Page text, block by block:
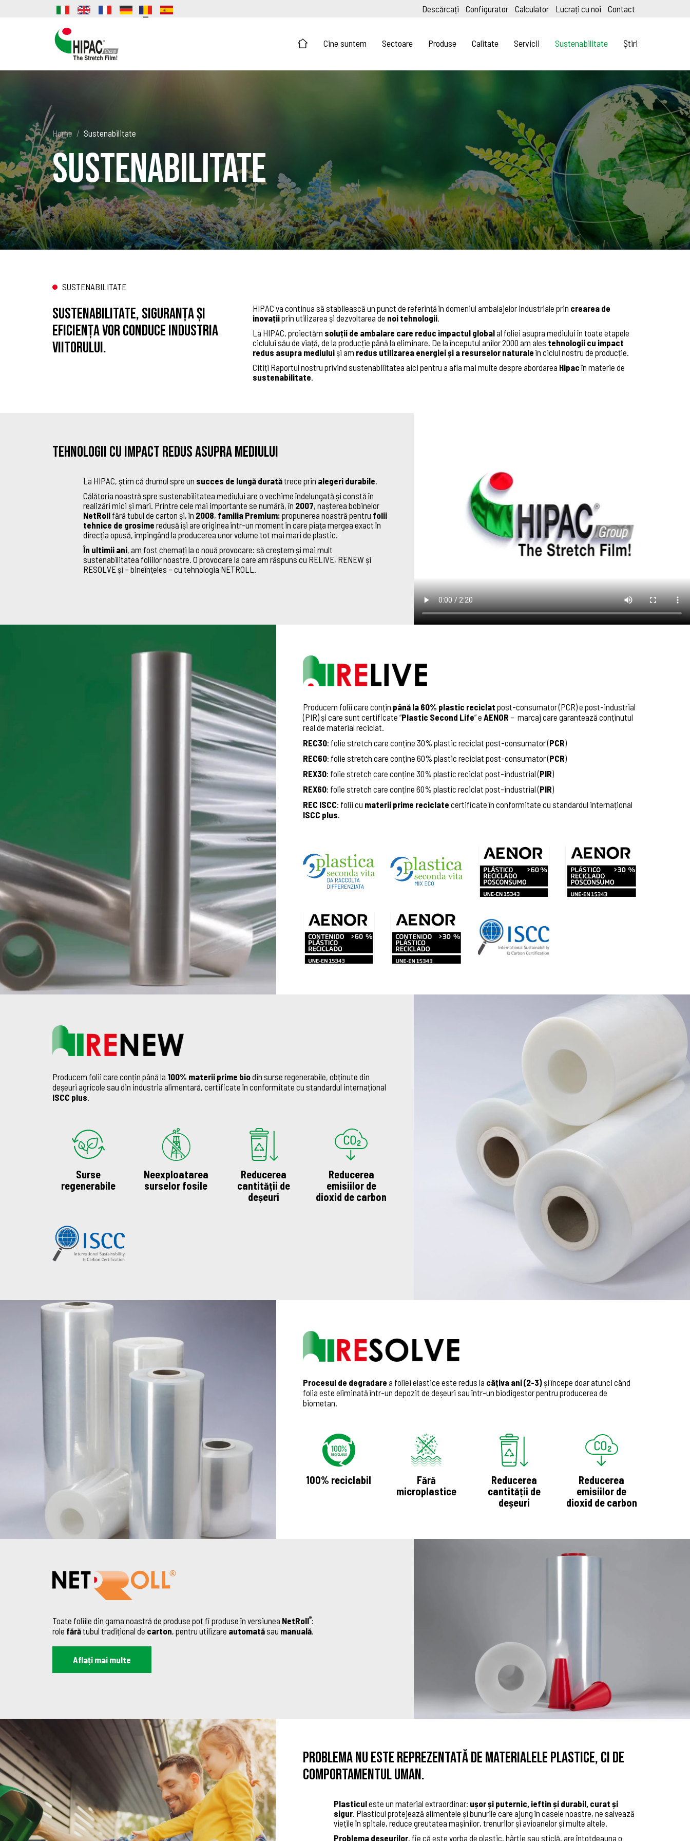
Descărcați Configurator Calculator Lucrați cu noi Contact
Cine suntem Sectoare Produse Calitate Servicii Sustenabilitate Știri
Home Sustenabilitate
Sustenabilitate
SUSTENABILITATE
Sustenabilitate, siguranța și
eficiența vor conduce industria
viitorului.
HIPAC va continua să stabilească un punct de referință în domeniul ambalajelor industriale prin crearea de
inovațiiprin utilizarea și dezvoltarea de noi tehnologii.
La HIPAC, proiectăm soluții de ambalare care reduc impactul globalal foliei asupra mediului în toate etapele
ciclului său de viață, de la producție până la eliminare. De la începutul anilor 2000 am ales tehnologii cu impact
redus asupra mediului și am redus utilizarea energiei și a resurselor naturaleîn ciclul nostru de producție.
Citiți Raportul nostru privind sustenabilitatea aici pentru a afla mai multe despre abordarea Hipacîn materie de
sustenabilitate.
Tehnologii cu impact redus asupra mediului
La HIPAC, știm că drumul spre un succes de lungă duratătrece prin alegeri durabile.
Călătoria noastră spre sustenabilitatea mediului are o vechime îndelungată și constă în
realizări mici și mari. Printre cele mai importante se numără, în 2007, nașterea bobinelor
NetRoll fără tubul de carton și, în 2008, familia Premium: propunerea noastră pentru folii
tehnice de grosime redusă își are originea într-un moment în care piața mergea exact în
direcția opusă, împingând la producerea unor volume tot mai mari de plastic.
În ultimii ani, am fost chemați la o nouă provocare: să creștem și mai mult
sustenabilitatea foliilor noastre. O provocare la care am răspuns cu RELIVE, RENEW și
RESOLVE și – bineînțeles – cu tehnologia NETROLL.
Producem folii care conțin până la 60% plastic reciclat post-consumator (PCR) e post-industrial
(PIR) și care sunt certificate “Plastic Second Life” e AENOR – marcaj care garantează conținutul
real de material reciclat.
REC30: folie stretch care conține 30% plastic reciclat post-consumator (PCR)
REC60: folie stretch care conține 60% plastic reciclat post-consumator (PCR)
REX30: folie stretch care conține 30% plastic reciclat post-industrial (PIR)
REX60: folie stretch care conține 60% plastic reciclat post-industrial (PIR)
REC ISCC: folii cu materii prime reciclate certificate în conformitate cu standardul internațional
ISCC plus.
Producem folii care conțin până la 100% materii prime biodin surse regenerabile, obținute din
deșeuri agricole sau din industria alimentară, certificate în conformitate cu standardul internațional
ISCC plus.
Surse
regenerabile
Neexploatarea
surselor fosile
Reducerea
cantității de
deșeuri
Reducerea
emisiilor de
dioxid de carbon
Procesul de degradare a foliei elastice este redus la câțiva ani (2-3)și începe doar atunci când
folia este eliminată într-un depozit de deșeuri sau într-un biodigestor pentru producerea de
biometan.
100% reciclabil
Fără
microplastice
Reducerea
cantității de
deșeuri
Reducerea
emisiilor de
dioxid de carbon
Toate foliile din gama noastră de produse pot fi produse în versiunea NetRoll®:
role fărătubul tradițional de carton, pentru utilizare automatăsau manuală.
Aflați mai multe
Problema nu este reprezentată de materialele plastice, ci de
comportamentul uman.
Plasticuleste un material extraordinar: ușor și puternic, ieftin și durabil, curat și
sigur. Plasticul protejează alimentele și bunurile care ajung în casele noastre, ne salvează
viețile în spitale, reduce greutatea mașinilor, trenurilor și avioanelor și multe altele.
Problema deșeurilor, fie că este vorba de plastic, hârtie sau sticlă, are întotdeauna o